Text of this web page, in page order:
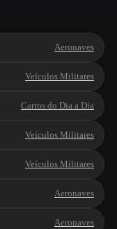
Aeronaves
Veículos Militares
Carros do Dia a Dia
Veículos Militares
Veículos Militares
Aeronaves
Aeronaves